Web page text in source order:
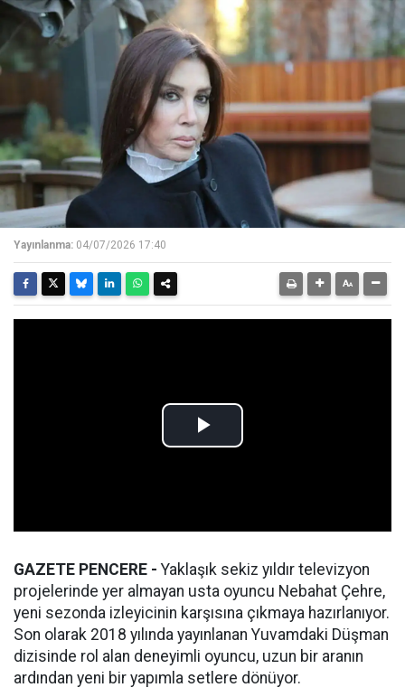
Yayınlanma: 04/07/2026 17:40
GAZETE PENCERE - Yaklaşık sekiz yıldır televizyon
projelerinde yer almayan usta oyuncu Nebahat Çehre,
yeni sezonda izleyicinin karşısına çıkmaya hazırlanıyor.
Son olarak 2018 yılında yayınlanan Yuvamdaki Düşman
dizisinde rol alan deneyimli oyuncu, uzun bir aranın
ardından yeni bir yapımla setlere dönüyor.